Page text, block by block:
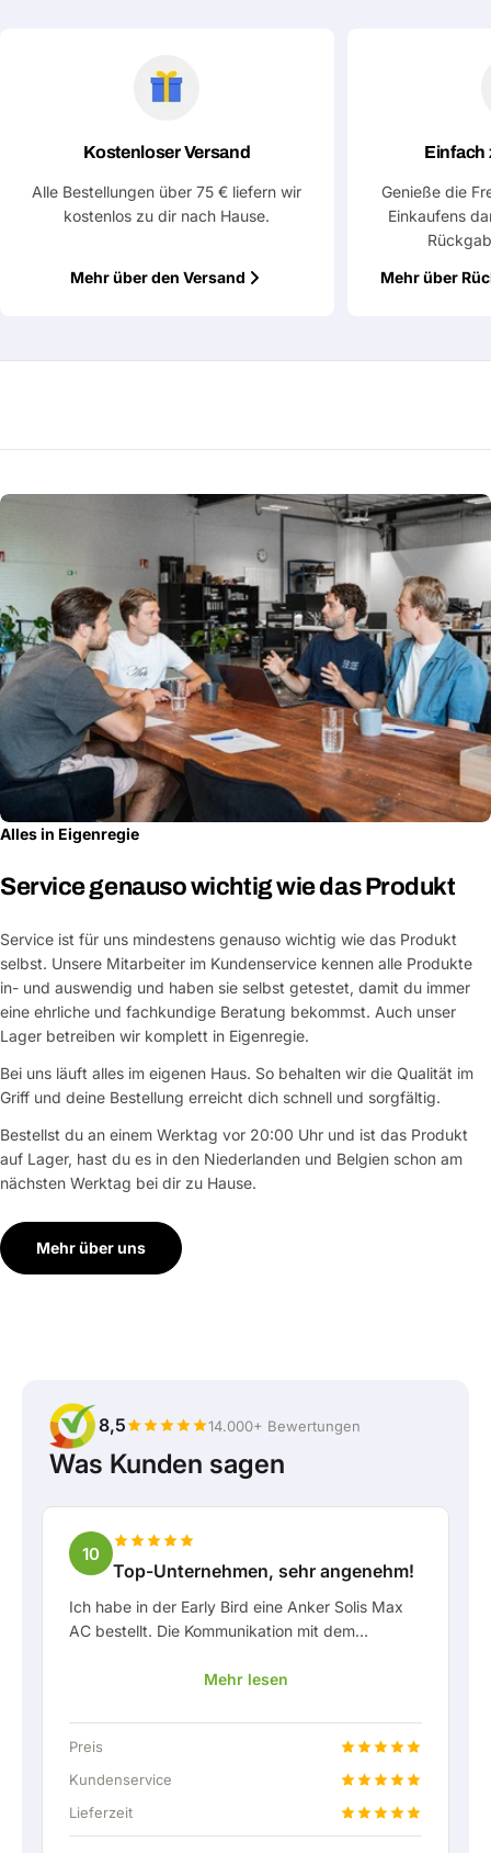
Kopieren
Deine
Mail
Dein
Deine
Kostenloser Versand
Alle Bestellungen über 75 € liefern wir
kostenlos zu dir nach Hause.
Mehr über den Versand
Einfach
Genieße die
Einkaufens
Mehr über
Alles in Eigenregie
Service genauso wichtig wie das Produkt
Service ist für uns mindestens genauso wichtig wie das Produkt
selbst. Unsere Mitarbeiter im Kundenservice kennen alle Produkte
in- und auswendig und haben sie selbst getestet, damit du immer
eine ehrliche und fachkundige Beratung bekommst. Auch unser
Lager betreiben wir komplett in Eigenregie.
Bei uns läuft alles im eigenen Haus. So behalten wir die Qualität im
Griff und deine Bestellung erreicht dich schnell und sorgfältig.
Bestellst du an einem Werktag vor 20:00 Uhr und ist das Produkt
auf Lager, hast du es in den Niederlanden und Belgien schon am
nächsten Werktag bei dir zu Hause.
Mehr über uns
8,5 14.000+ Bewertungen
Was Kunden sagen
10
Top-Unternehmen, sehr angenehm!
Ich habe in der Early Bird eine Anker Solis Max
AC bestellt. Die Kommunikation mit dem
Kunde sehr angenehm. Rico hat mich stets gut
und hat sich prima mit eingebracht. Nach der
Lieferabsprache wurde sogar ein kostenloser
Festanschluss angeboten, um die Heimbatterie
können. Natürlich absolut top. Kurzum: ein sehr
Mehr lesen
Preis
Kundenservice
Lieferzeit